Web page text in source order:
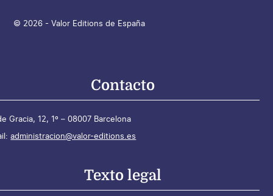
© 2026 - Valor Editions de España
Contacto
Gracia, 12, 1º – 08007 Barcelona
administracion@valor-editions.es
Texto legal